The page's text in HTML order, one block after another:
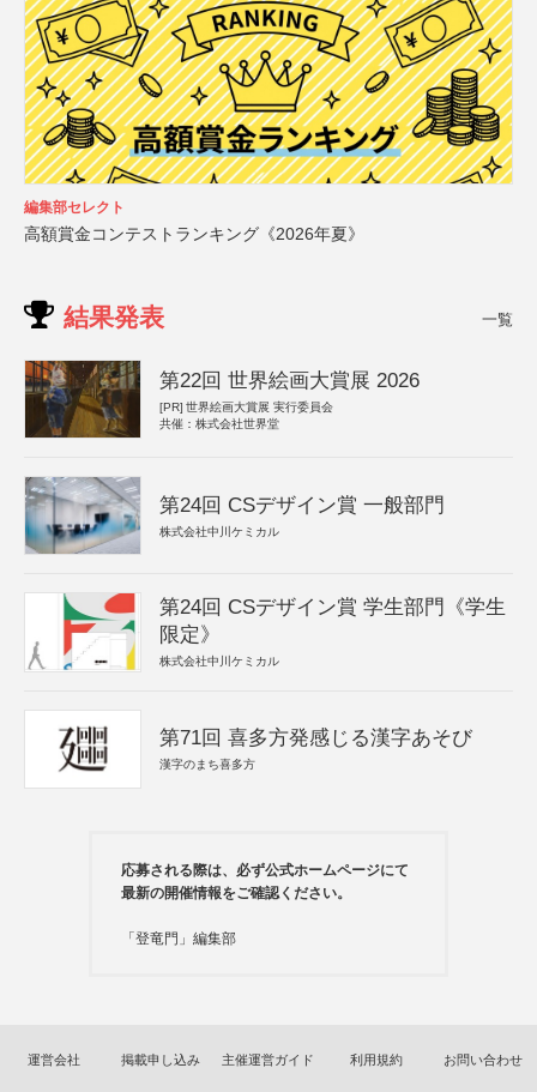
編集部セレクト
高額賞金コンテストランキング《2026年夏》
結果発表 一覧
第22回 世界絵画大賞展 2026
[PR] 世界絵画大賞展 実行委員会
共催：株式会社世界堂
第24回 CSデザイン賞 一般部門
株式会社中川ケミカル
第24回 CSデザイン賞 学生部門《学生
限定》
株式会社中川ケミカル
第71回 喜多方発感じる漢字あそび
漢字のまち喜多方
応募される際は、必ず公式ホームページにて
最新の開催情報をご確認ください。
「登竜門」編集部
運営会社 掲載申し込み 主催運営ガイド 利用規約 お問い合わせ